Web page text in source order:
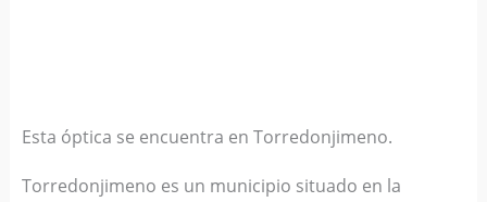
Esta óptica se encuentra en Torredonjimeno.
Torredonjimeno es un municipio situado en la